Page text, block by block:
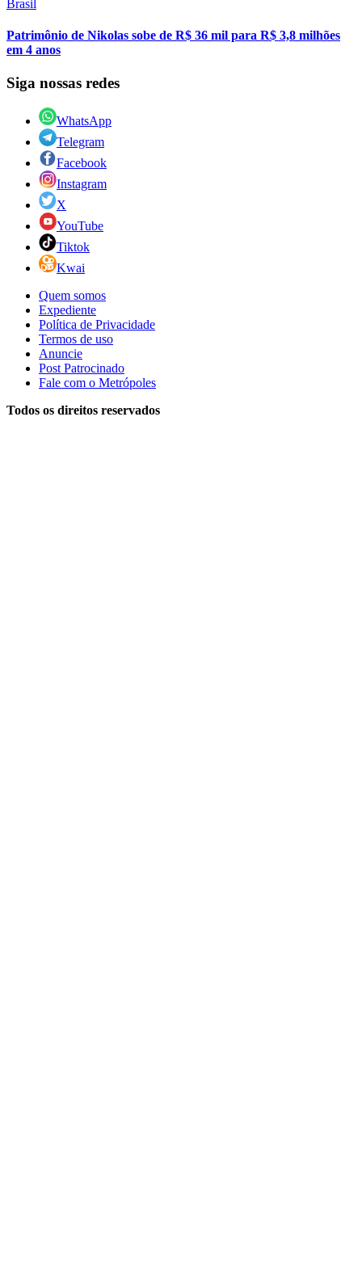
Brasil
Patrimônio de Nikolas sobe de R$ 36 mil para R$ 3,8 milhões
em 4 anos
Siga nossas redes
WhatsApp
Telegram
Facebook
Instagram
X
YouTube
Tiktok
Kwai
Quem somos
Expediente
Política de Privacidade
Termos de uso
Anuncie
Post Patrocinado
Fale com o Metrópoles
Todos os direitos reservados